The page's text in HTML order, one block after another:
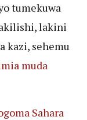
tumekuwa
lakini
kazi, sehemu
muda
Sahara